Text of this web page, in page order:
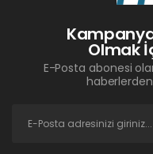
Olmak
E-Posta abonesi